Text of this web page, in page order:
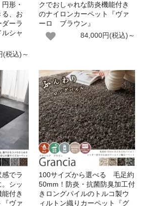
形・
、お
ーラ
シャ
(税込)～
クでおしゃれな防炎機能付き
のナイロンカーペット『ヴァ
ーロ ブラウン』
84,000円(税込)～
でラ
シッ
付き
ヴァ
100サイズから選べる 毛足約
50mm！防炎・抗菌防臭加工付
きロングパイルのトルコ製ウ
ィルトン織りカーペット『グ